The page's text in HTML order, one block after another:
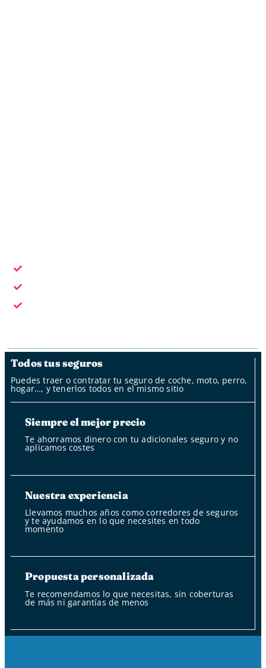
Todos tus seguros
Puedes traer o contratar tu seguro de coche, moto, perro,
hogar…, y tenerlos todos en el mismo sitio
Siempre el mejor precio
Te ahorramos dinero con tu adicionales seguro y no
aplicamos costes
Nuestra experiencia
Llevamos muchos años como corredores de seguros
y te ayudamos en lo que necesites en todo
momento
Propuesta personalizada
Te recomendamos lo que necesitas, sin coberturas
de más ni garantías de menos